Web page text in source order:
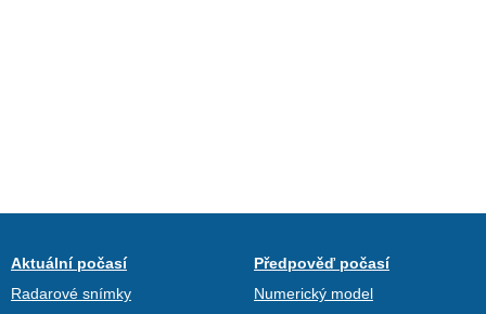
Aktuální počasí
Radarové snímky
Předpověď počasí
Numerický model